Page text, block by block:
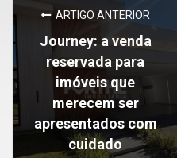
ARTIGO ANTERIOR
Journey: a venda
reservada para
imóveis que
merecem ser
apresentados com
cuidado